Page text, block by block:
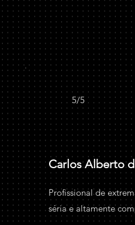
5/5
Carlos Alberto
Profissional de
séria e altamente